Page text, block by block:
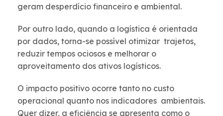
geram desperdício financeiro e ambiental.
Por outro lado, quando a logística é orientada
por dados, torna-se possível otimizar trajetos,
reduzir tempos ociosos e melhorar o
aproveitamento dos ativos logísticos.
O impacto positivo ocorre tanto no custo
operacional quanto nos indicadores ambientais.
Quer dizer, a eficiência se apresenta como o